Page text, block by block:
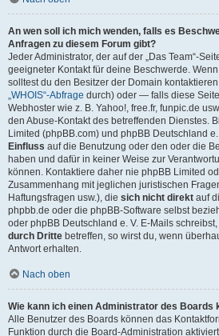
An wen soll ich mich wenden, falls es
Anfragen zu diesem Forum gibt?
Jeder Administrator, der auf der „Das Team“-
geeigneter Kontakt für deine Beschwerde.
solltest du den Besitzer der Domain
„WHOIS“-Abfrage durch) oder — falls diese
Webhoster wie z. B. Yahoo!, free.fr, funpic.de
den Abuse-Kontakt des betreffenden Dienstes.
Limited (phpBB.com) und phpBB Deutschland
Einfluss auf die Benutzung oder den oder die
haben und dafür in keiner Weise zur
können. Kontaktiere daher nie phpBB Limited
Zusammenhang mit jeglichen juristischen
Haftungsfragen usw.), die sich nicht direkt auf
phpbb.de oder die phpBB-Software selbst
oder phpBB Deutschland e. V. E-Mails
durch Dritte betreffen, so wirst du, wenn
Antwort erhalten.
Nach oben
Wie kann ich einen Administrator des Boards
Alle Benutzer des Boards können das
Funktion durch die Board-Administration